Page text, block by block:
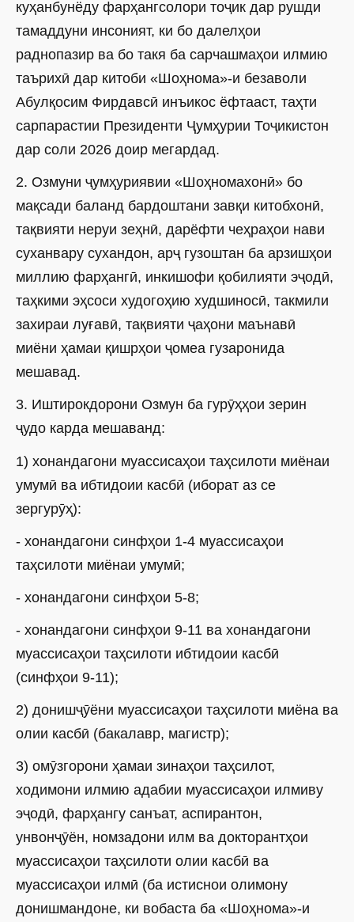
куҳанбунёду фарҳангсолори тоҷик дар рушди
тамаддуни инсоният, ки бо далелҳои
раднопазир ва бо такя ба сарчашмаҳои илмию
таърихӣ дар китоби «Шоҳнома»-и безаволи
Абулқосим Фирдавсӣ инъикос ёфтааст, таҳти
сарпарастии Президенти Ҷумҳурии Тоҷикистон
дар соли 2026 доир мегардад.
2. Озмуни ҷумҳуриявии «Шоҳномахонӣ» бо
мақсади баланд бардоштани завқи китобхонӣ,
тақвияти неруи зеҳнӣ, дарёфти чеҳраҳои нави
суханвару сухандон, арҷ гузоштан ба арзишҳои
миллию фарҳангӣ, инкишофи қобилияти эҷодӣ,
таҳкими эҳсоси худогоҳию худшиносӣ, такмили
захираи луғавӣ, тақвияти ҷаҳони маънавӣ
миёни ҳамаи қишрҳои ҷомеа гузаронида
мешавад.
3. Иштирокдорони Озмун ба гурӯҳҳои зерин
ҷудо карда мешаванд:
1) хонандагони муассисаҳои таҳсилоти миёнаи
умумӣ ва ибтидоии касбӣ (иборат аз се
зергурӯҳ):
- хонандагони синфҳои 1-4 муассисаҳои
таҳсилоти миёнаи умумӣ;
- хонандагони синфҳои 5-8;
- хонандагони синфҳои 9-11 ва хонандагони
муассисаҳои таҳсилоти ибтидоии касбӣ
(синфҳои 9-11);
2) донишҷӯёни муассисаҳои таҳсилоти миёна ва
олии касбӣ (бакалавр, магистр);
3) омӯзгорони ҳамаи зинаҳои таҳсилот,
ходимони илмию адабии муассисаҳои илмиву
эҷодӣ, фарҳангу санъат, аспирантон,
унвонҷӯён, номзадони илм ва докторантҳои
муассисаҳои таҳсилоти олии касбӣ ва
муассисаҳои илмӣ (ба истиснои олимону
донишмандоне, ки вобаста ба «Шоҳнома»-и